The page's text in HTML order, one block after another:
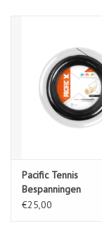
Pacific Tennis
Bespanningen
Durability/Control
€25,00